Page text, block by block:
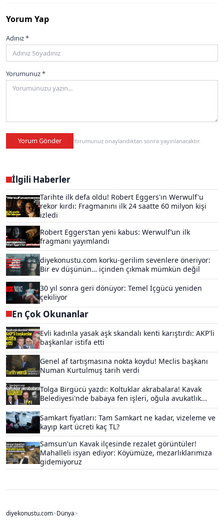
Yorum Yap
Adınız *
Yorumunuz *
Yorum Gönder Yorumunuz onaylandıktan sonra yayınlanacaktır.
İlgili Haberler
Tarihte ilk defa oldu! Robert Eggers'ın Werwulf'u
rekor kırdı: Fragmanını ilk 24 saatte 60 milyon kişi
izledi
Robert Eggers’tan yeni kabus: Werwulf’un ilk
fragmanı yayımlandı
diyekonustu.com korku-gerilim sevenlere öneriyor:
Bir ev düşünün… içinden çıkmak mümkün değil
30 yıl sonra geri dönüyor: Temel İçgücü yeniden
çekiliyor
En Çok Okunanlar
Evli kadınla yasak aşk skandalı kenti karıştırdı: AKP'li
başkanlar istifa etti
Genel af tartışmasına nokta koydu! Meclis başkanı
Numan Kurtulmuş tarih verdi
Tolga Birgücü yazdı: Koltuklar akrabalara! Kavak
Belediyesi'nde babaya fen işleri, oğula avukatlık...
Samkart fiyatları: Tam Samkart ne kadar, vizeleme ve
kayıp kart ücreti kaç TL?
Samsun'un Kavak ilçesinde rezalet görüntüler!
Mahalleli isyan ediyor: Köyümüze, mezarlıklarımıza
gidemiyoruz
diyekonustu.com>Dünya>